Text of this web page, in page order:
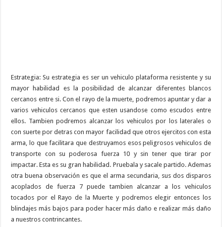
Estrategia: Su estrategia es ser un vehiculo plataforma resistente y su
mayor habilidad es la posibilidad de alcanzar diferentes blancos
cercanos entre si. Con el rayo de la muerte, podremos apuntar y dar a
varios vehiculos cercanos que esten usandose como escudos entre
ellos. Tambien podremos alcanzar los vehiculos por los laterales o
con suerte por detras con mayor facilidad que otros ejercitos con esta
arma, lo que facilitara que destruyamos esos peligrosos vehiculos de
transporte con su poderosa fuerza 10 y sin tener que tirar por
impactar. Esta es su gran habilidad. Pruebala y sacale partido. Ademas
otra buena observación es que el arma secundaria, sus dos disparos
acoplados de fuerza 7 puede tambien alcanzar a los vehiculos
tocados por el Rayo de la Muerte y podremos elegir entonces los
blindajes más bajos para poder hacer más daño e realizar más daño
a nuestros contrincantes.